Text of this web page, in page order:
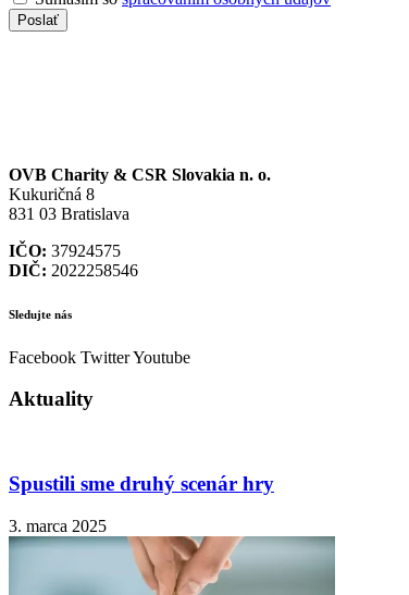
Poslať
OVB Charity & CSR Slovakia n. o.
Kukuričná 8
831 03 Bratislava
IČO: 37924575
DIČ: 2022258546
Sledujte nás
Facebook TwitterYoutube
Aktuality
Spustili sme druhý scenár hry
3. marca 2025